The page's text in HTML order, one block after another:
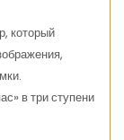
который
в три ступени